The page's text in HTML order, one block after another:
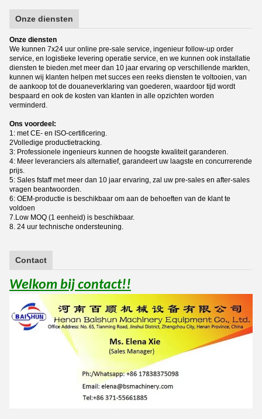
Onze diensten
Onze diensten
We kunnen 7x24 uur online pre-sale service, ingenieur follow-up order
service, en logistieke levering operatie service, en we kunnen ook installatie
diensten te bieden.met meer dan 10 jaar ervaring op verschillende markten,
kunnen wij klanten helpen met succes een reeks diensten te voltooien, van
de aankoop tot de douaneverklaring van goederen, waardoor tijd wordt
bespaard en ook de kosten van klanten in alle opzichten worden
verminderd.
Ons voordeel:
1: met CE- en ISO-certificering.
2Volledige productietracking.
3: Professionele ingenieurs kunnen de hoogste kwaliteit garanderen.
4: Meer leveranciers als alternatief, garandeert uw laagste en concurrerende
prijs.
5: Sales fstaff met meer dan 10 jaar ervaring, zal uw pre-sales en after-sales
vragen beantwoorden.
6: OEM-productie is beschikbaar om aan de behoeften van de klant te
voldoen
7.Low MOQ (1 eenheid) is beschikbaar.
8. 24 uur technische ondersteuning.
Contact
Welkom bij contact!!